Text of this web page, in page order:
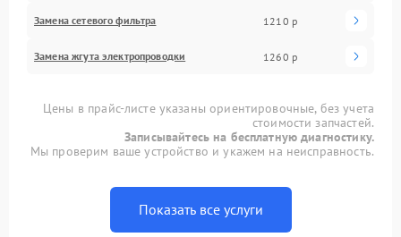
Замена сетевого фильтра 1210 р
Замена жгута электропроводки 1260 р
Цены в прайс-листе указаны ориентировочные, без учета
стоимости запчастей.
Записывайтесь на бесплатную диагностику.
Мы проверим ваше устройство и укажем на неисправность.
Показать все услуги